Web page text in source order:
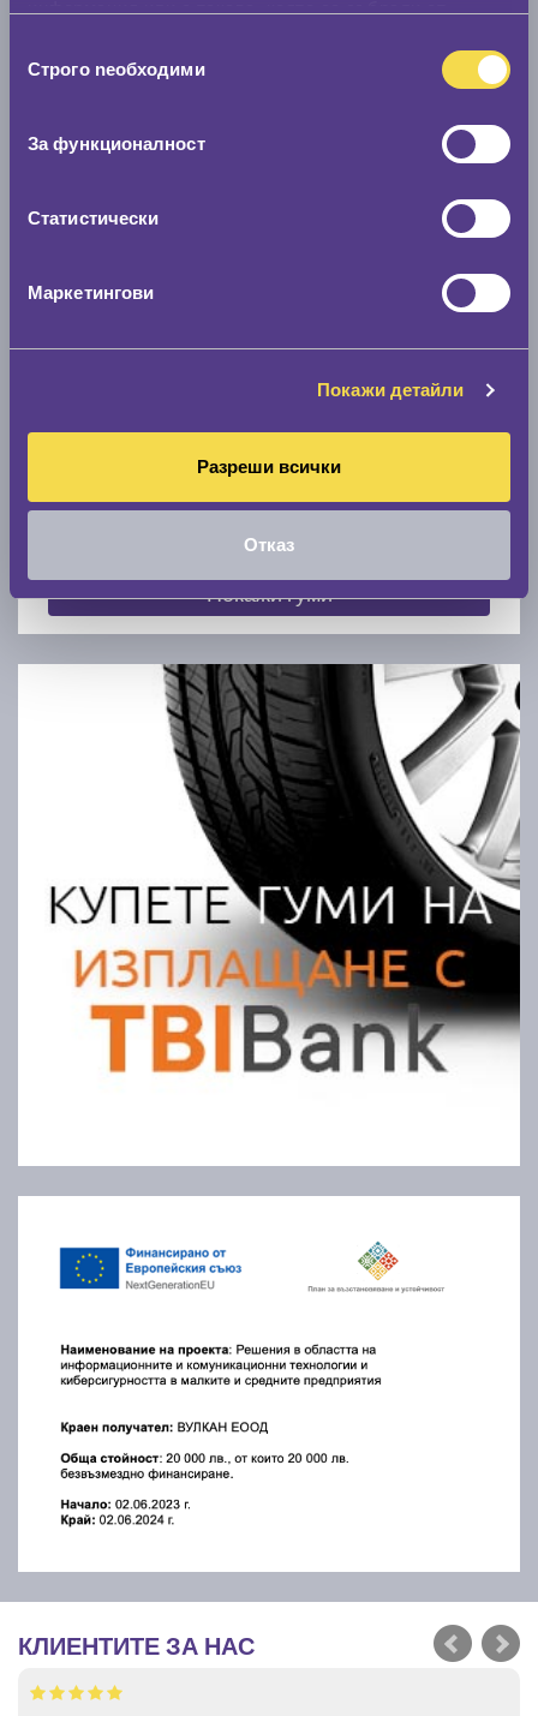
наСтрого nеобходими
За функционалност
Статистически
Маркетингови
Покажи детайли
Разреши всички
Отказ
Скоростомер при 100
По марка автомобил
Покажи гуми
КЛИЕНТИТЕ ЗА НАС